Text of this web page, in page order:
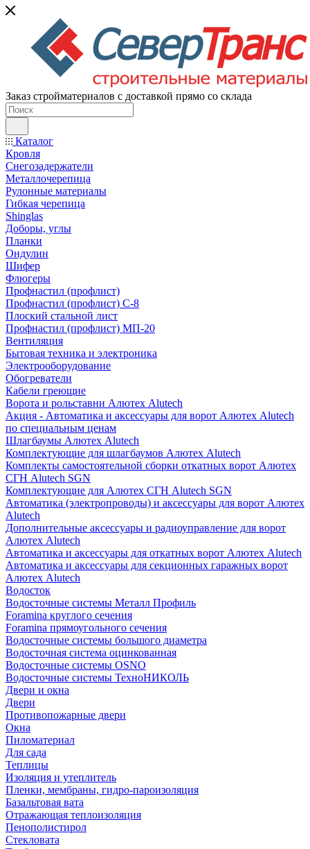
Заказ стройматериалов с доставкой прямо со склада
Каталог
Кровля
Снегозадержатели
Металлочерепица
Рулонные материалы
Гибкая черепица
Shinglas
Доборы, углы
Планки
Ондулин
Шифер
Флюгеры
Профнастил (профлист)
Профнастил (профлист) С-8
Плоский стальной лист
Профнастил (профлист) МП-20
Вентиляция
Бытовая техника и электроника
Электрооборудование
Обогреватели
Кабели греющие
Ворота и рольставни Алютех Alutech
Акция - Автоматика и аксессуары для ворот Алютех Alutech
по специальным ценам
Шлагбаумы Алютех Alutech
Комплектующие для шлагбаумов Алютех Alutech
Комплекты самостоятельной сборки откатных ворот Алютех
СГН Alutech SGN
Комплектующие для Алютех СГН Alutech SGN
Автоматика (электропроводы) и аксессуары для ворот Алютех
Alutech
Дополнительные аксессуары и радиоуправление для ворот
Алютех Alutech
Автоматика и аксессуары для откатных ворот Алютех Alutech
Автоматика и аксессуары для секционных гаражных ворот
Алютех Alutech
Водосток
Водосточные системы Металл Профиль
Foramina круглого сечения
Foramina прямоугольного сечения
Водосточные системы большого диаметра
Водосточная система оцинкованная
Водосточные системы OSNO
Водосточные системы ТехноНИКОЛЬ
Двери и окна
Двери
Противопожарные двери
Окна
Пиломатериал
Для сада
Теплицы
Изоляция и утеплитель
Пленки, мембраны, гидро-пароизоляция
Базальтовая вата
Отражающая теплоизоляция
Пенополистирол
Стекловата